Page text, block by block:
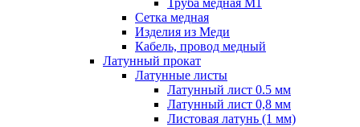
Труба медная М1
Сетка медная
Изделия из Меди
Кабель, провод медный
Латунный прокат
Латунные листы
Латунный лист 0.5 мм
Латунный лист 0,8 мм
Листовая латунь (1 мм)